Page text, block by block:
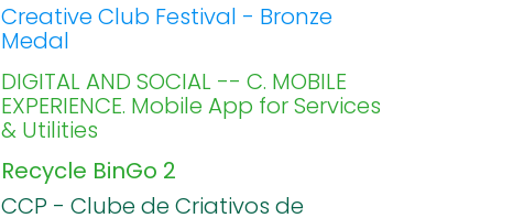
Creative Club Festival - Bronze
Medal
DIGITAL AND SOCIAL -- C. MOBILE
EXPERIENCE. Mobile App for Services
& Utilities
Recycle BinGo 2
CCP - Clube de Criativos de